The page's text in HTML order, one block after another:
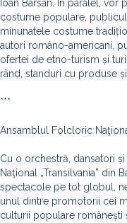
Ioan Bârsan. În paralel,
costume populare,
minunatele costume
autori româno-americani,
ofertei de etno-turism și
rând, standuri cu produse
***
Ansamblul Folcloric
Cu o orchestră, dansatori
Naţional „Transilvania” din
spectacole pe tot globul,
unul dintre promotorii cei
culturii populare românești